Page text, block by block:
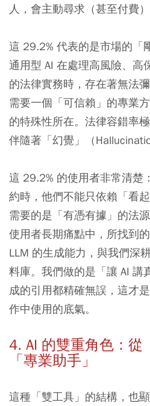
人，會主動尋求（甚至付費
這 29.2% 代表的是市場的「
通用型 AI 在處理高風險、高
的法律實務時，存在著無法
需要一個「可信賴」的專業
的特殊性所在。法律容錯率
伴隨著「幻覺」（
這 29.2% 的使用者非常清楚
約時，他們不能只依賴「看
需要的是「有憑有據」的法
使用者長期痛點中，所找到
LLM 的生成能力，與我們深
料庫。我們做的是「讓 AI
成的引用都精確無誤，這才
作中使用的底氣。
4. AI 的雙重角色：從
「專業助手」
這種「雙工具」的結構，也